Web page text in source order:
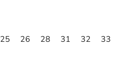
25 26 28 31 32 33